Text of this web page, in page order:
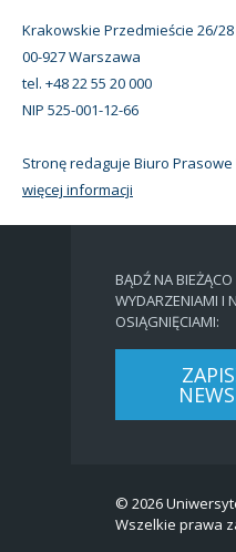
Krakowskie Przedmieście 26/28
00-927 Warszawa
tel. +48 22 55 20 000
NIP 525-001-12-66
Stronę redaguje Biuro Prasowe
więcej informacji
BĄDŹ NA
WYDARZENIAMI I
OSIĄGNIĘCIAMI:
© 2026
Wszelkie prawa